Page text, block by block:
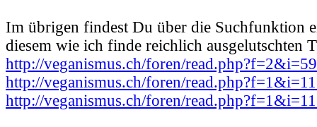
Im übrigen findest Du über die Suchfunktion
diesem wie ich finde reichlich ausgelutschten
http://veganismus.ch/foren/
http://veganismus.ch/foren/
http://veganismus.ch/foren/